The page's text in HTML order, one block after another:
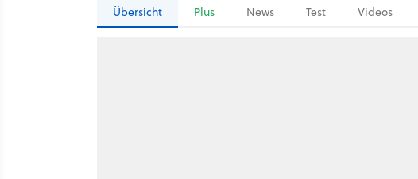
Übersicht Plus News Test Videos